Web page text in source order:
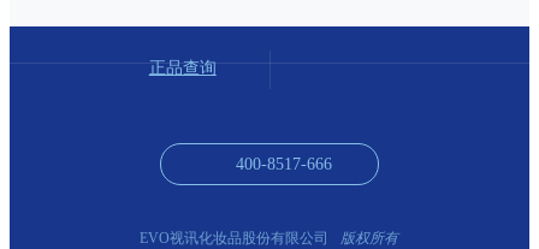
正品查询
400-8517-666
EVO视讯化妆品股份有限公司 版权所有